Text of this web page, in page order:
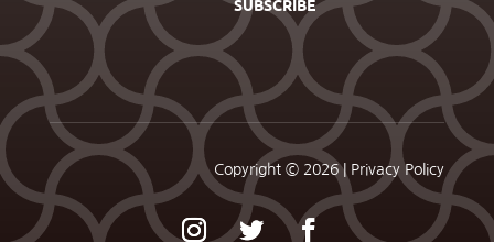
Copyright © 2026 | Privacy Policy